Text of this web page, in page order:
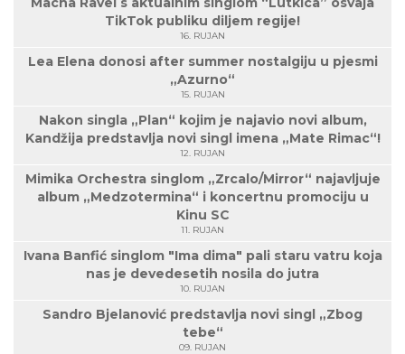
TikTok publiku diljem regije!
16. RUJAN
Lea Elena donosi after summer nostalgiju u pjesmi
„Azurno“
15. RUJAN
Nakon singla „Plan“ kojim je najavio novi album,
Kandžija predstavlja novi singl imena „Mate Rimac“!
12. RUJAN
Mimika Orchestra singlom „Zrcalo/Mirror“ najavljuje
album „Medzotermina“ i koncertnu promociju u
Kinu SC
11. RUJAN
Ivana Banfić singlom "Ima dima" pali staru vatru koja
nas je devedesetih nosila do jutra
10. RUJAN
Sandro Bjelanović predstavlja novi singl „Zbog
tebe“
09. RUJAN